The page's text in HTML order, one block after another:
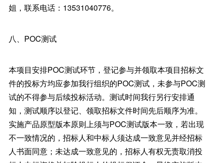
姐，联系电话：13531040776。
八、POC测试
本项目安排POC测试环节，登记参与并领取本项目招标文
件的投标方均应参加我行组织的POC测试，未参与POC测
试的不得参与后续投标活动。测试时间我行另行安排通
知，测试顺序以登记、领取招标文件时间先后顺序为准。
实施产品原型版本原则上须与POC测试版本一致，若出现
不一致情况的，招标人和中标人须达成一致意见并经招标
人书面同意；未达成一致意见的，招标人有权无责取消投